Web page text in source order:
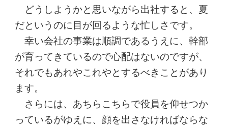
どうしようかと思いながら出社すると、夏
だというのに目が回るような忙しさです。
幸い会社の事業は順調であるうえに、幹部
が育ってきているので心配はないのですが、
それでもあれやこれやとするべきことがあり
ます。
さらには、あちらこちらで役員を仰せつか
っているがゆえに、顔を出さなければならな